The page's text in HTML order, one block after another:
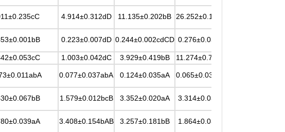
4.914±0.312dD 11.135±0.202bB 26.252±0.146aA
0.223±0.007dD 0.244±0.002cdCD 0.276±0.036cC
1.003±0.042dC 3.929±0.419bB
11.274±0.720aA
0.077±0.037abA 0.124±0.035aA 0.065±0.032abA
1.579±0.012bcB 3.352±0.020aA 3.314±0.038aA
3.408±0.154bAB 3.257±0.181bB 1.864±0.030cC